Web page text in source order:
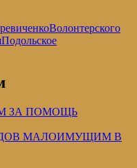
Волонтерского
Подольское
ЗА ПОМОЩЬ
МАЛОИМУЩИМ В